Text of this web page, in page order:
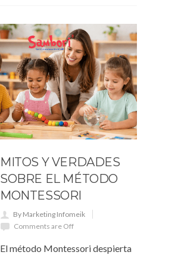
MITOS Y VERDADES
SOBRE EL MÉTODO
MONTESSORI
By Marketing Infomeik
Comments are Off
El método Montessori despierta